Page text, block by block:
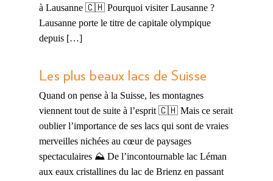
à Lausanne 🇨🇭 Pourquoi visiter Lausanne ?
Lausanne porte le titre de capitale olympique
depuis […]
Les plus beaux lacs de Suisse
Quand on pense à la Suisse, les montagnes
viennent tout de suite à l’esprit 🇨🇭 Mais ce serait
oublier l’importance de ses lacs qui sont de vraies
merveilles nichées au cœur de paysages
spectaculaires ⛰️ De l’incontournable lac Léman
aux eaux cristallines du lac de Brienz en passant